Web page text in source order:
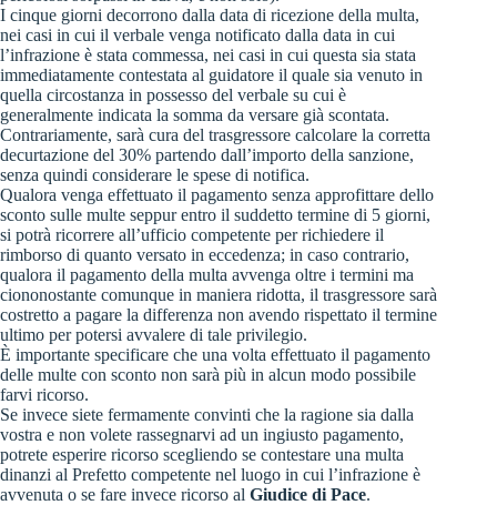
I cinque giorni decorrono dalla data di ricezione della multa,
nei casi in cui il verbale venga notificato dalla data in cui
l’infrazione è stata commessa, nei casi in cui questa sia stata
immediatamente contestata al guidatore il quale sia venuto in
quella circostanza in possesso del verbale su cui è
generalmente indicata la somma da versare già scontata.
Contrariamente, sarà cura del trasgressore calcolare la corretta
decurtazione del 30% partendo dall’importo della sanzione,
senza quindi considerare le spese di notifica.
Qualora venga effettuato il pagamento senza approfittare dello
sconto sulle multe seppur entro il suddetto termine di 5 giorni,
si potrà ricorrere all’ufficio competente per richiedere il
rimborso di quanto versato in eccedenza; in caso contrario,
qualora il pagamento della multa avvenga oltre i termini ma
ciononostante comunque in maniera ridotta, il trasgressore sarà
costretto a pagare la differenza non avendo rispettato il termine
ultimo per potersi avvalere di tale privilegio.
È importante specificare che una volta effettuato il pagamento
delle multe con sconto non sarà più in alcun modo possibile
farvi ricorso.
Se invece siete fermamente convinti che la ragione sia dalla
vostra e non volete rassegnarvi ad un ingiusto pagamento,
potrete esperire ricorso scegliendo se contestare una multa
dinanzi al Prefetto competente nel luogo in cui l’infrazione è
avvenuta o se fare invece ricorso al Giudice di Pace.